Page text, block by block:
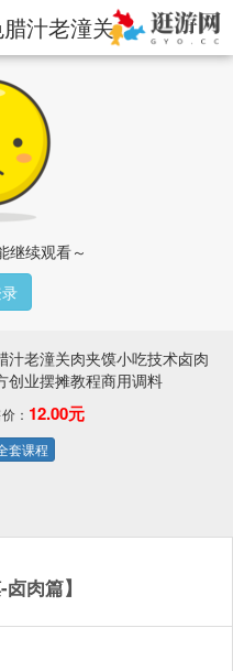
2.卤料的介绍 - 特色腊汁老潼关肉夹馍小吃技术卤肉料配方创业摆摊教程商用调料
继续观看～
汁老潼关肉夹馍小吃技术卤肉
创业摆摊教程商用调料
： 12.00元
套课程
肉篇】